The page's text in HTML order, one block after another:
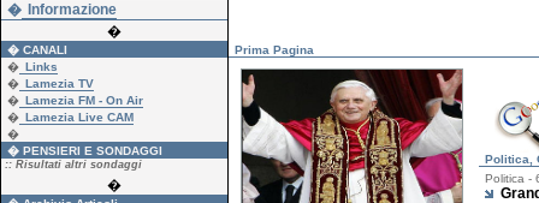
� Informazione
�
� CANALI
� Links
� Lamezia TV
� Lamezia FM - On Air
� Lamezia Live CAM
�
� PENSIERI E SONDAGGI
:: Risultati altri sondaggi
�
Prima Pagina
Politica,
Politica -